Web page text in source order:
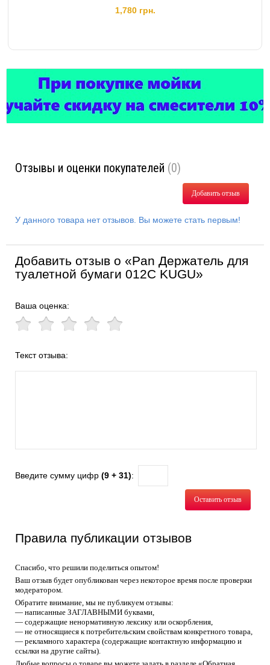
1,780 грн.
Отзывы и оценки покупателей (0)
Добавить отзыв
У данного товара нет отзывов. Вы можете стать первым!
Добавить отзыв о «Pan Держатель для
туалетной бумаги 012C KUGU»
Ваша оценка:
Текст отзыва:
Введите сумму цифр (9 + 31):
Оставить отзыв
Правила публикации отзывов
Спасибо, что решили поделиться опытом!
Ваш отзыв будет опубликован через некоторое время после проверки
модератором.
Обратите внимание, мы не публикуем отзывы:
— написанные ЗАГЛАВНЫМИ буквами,
— содержащие ненормативную лексику или оскорбления,
— не относящиеся к потребительским свойствам конкретного товара,
— рекламного характера (содержащие контактную информацию и
ссылки на другие сайты).